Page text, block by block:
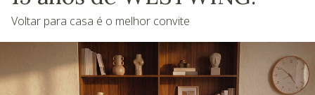
Voltar para casa é o melhor convite